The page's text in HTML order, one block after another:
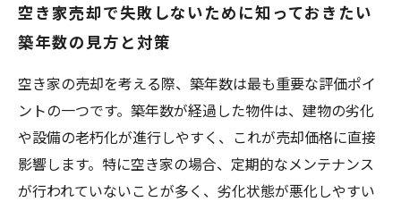
空き家売却で失敗しないために知っておきたい
築年数の見方と対策
空き家の売却を考える際、築年数は最も重要な評価ポイ
ントの一つです。築年数が経過した物件は、建物の劣化
や設備の老朽化が進行しやすく、これが売却価格に直接
影響します。特に空き家の場合、定期的なメンテナンス
が行われていないことが多く、劣化状態が悪化しやすい